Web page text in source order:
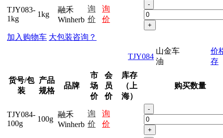
TJY083-
1kg
1kg
融禾
Winherb
询
价
询
价
-
+
加入购物车 大包装咨询？
TJY084
山金车
油
价
存
货号/包
装
产品
规格
品牌
市
场
价
会
员
价
库存
（上
海）
购买数量
TJY084-
100g
100g
融禾
Winherb
询
价
询
价
-
+